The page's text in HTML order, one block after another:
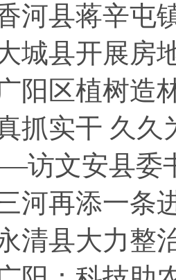
河县蒋辛屯
城县开展房
阳区植树造
抓实干 久久
访文安县委
河再添一条
清县大力整